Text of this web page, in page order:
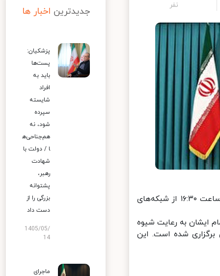
نفر
پایگاه اطلاع رسانی دفتر مقام معظم رهبری: سخنرانی نوروزی رهبر انقلاب ساعت ۱۶:۳۰ از شبکه‌های
ایشان به رعایت شیوه
شده است. این
جدیدترین اخبار ها
پزشکیان:
پست‌ها
باید به
افراد
شایسته
سپرده
شود، نه
هم‌جناحی‌ه
ا / دولت با
شهادت
رهبر،
پشتوانه
بزرگی را از
دست داد
1405/05/
14
ماجرای